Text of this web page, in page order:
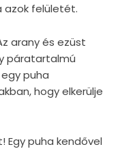
azok felületét.
arany és ezüst
páratartalmú
puha
hogy elkerülje
Egy puha kendővel